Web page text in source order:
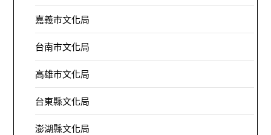
嘉義市文化局
台南市文化局
高雄市文化局
台東縣文化局
澎湖縣文化局